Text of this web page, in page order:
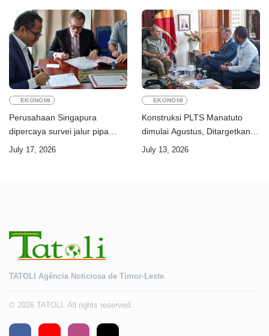
EKONOMI
Perusahaan Singapura
dipercaya survei jalur pipa
ekspor Gas Greater Sunrise
July 17, 2026
EKONOMI
Konstruksi PLTS Manatuto
dimulai Agustus, Ditargetkan
July 13, 2026
TATOLI Agência Noticiosa de Timor-Leste
© 2026 TATOLI. All rights reserved.